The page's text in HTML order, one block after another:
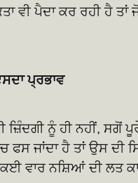
ਵੀ ਪੈਦਾ ਕਰ ਰਹੀ ਹੈ
ਪ੍ਰਭਾਵ
ਜ਼ਿੰਦਗੀ ਨੂੰ ਹੀ ਨਹੀਂ, ਸਗੋਂ
ਫਸ ਜਾਂਦਾ ਹੈ ਤਾਂ ਉਸ
ਕਈ ਵਾਰ ਨਸ਼ਿਆਂ ਦੀ ਲਤ